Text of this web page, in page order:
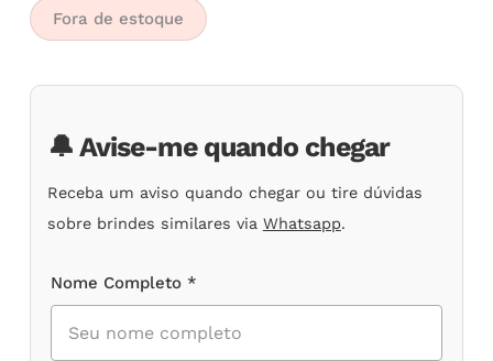
Fora de estoque
🔔 Avise-me quando chegar
Receba um aviso quando chegar ou tire dúvidas
sobre brindes similares via Whatsapp.
Nome Completo *